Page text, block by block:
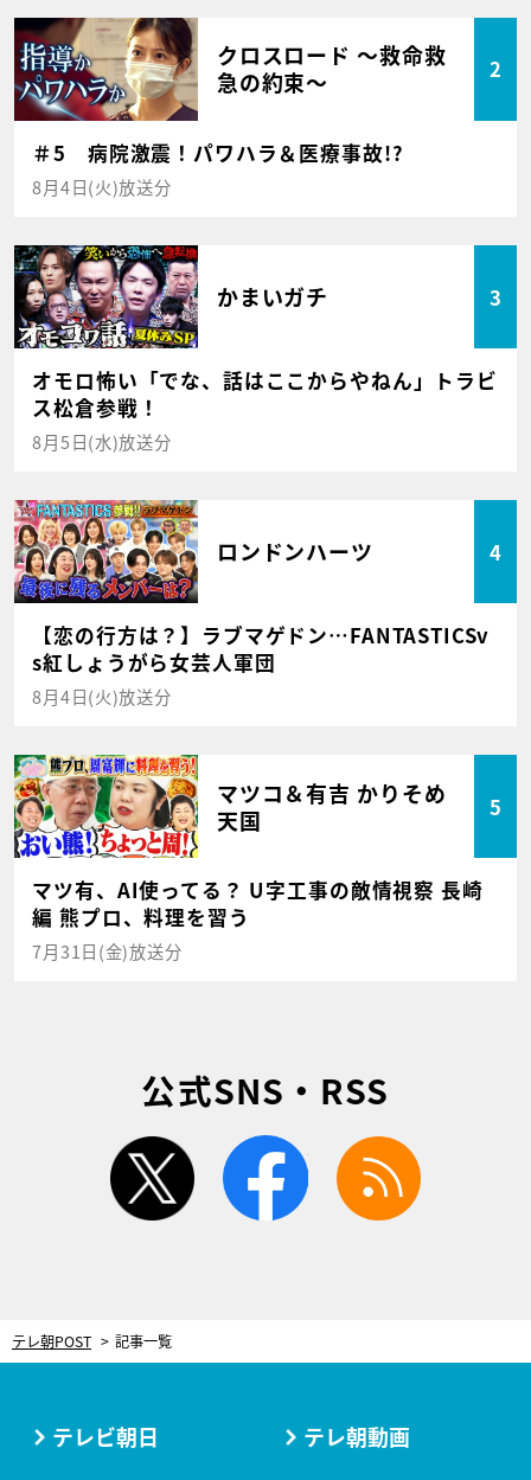
クロスロード ～救命救
急の約束～
2
＃5 病院激震！パワハラ＆医療事故!?
8月4日(火)放送分
かまいガチ 3
オモロ怖い「でな、話はここからやねん」トラビ
ス松倉参戦！
8月5日(水)放送分
ロンドンハーツ 4
【恋の行方は？】ラブマゲドン…FANTASTICSv
s紅しょうがら女芸人軍団
8月4日(火)放送分
マツコ＆有吉 かりそめ
天国
5
マツ有、AI使ってる？ U字工事の敵情視察 長崎
編 熊プロ、料理を習う
7月31日(金)放送分
公式SNS・RSS
twitter facebook
テレ朝POST 記事一覧
テレビ朝日 テレ朝動画